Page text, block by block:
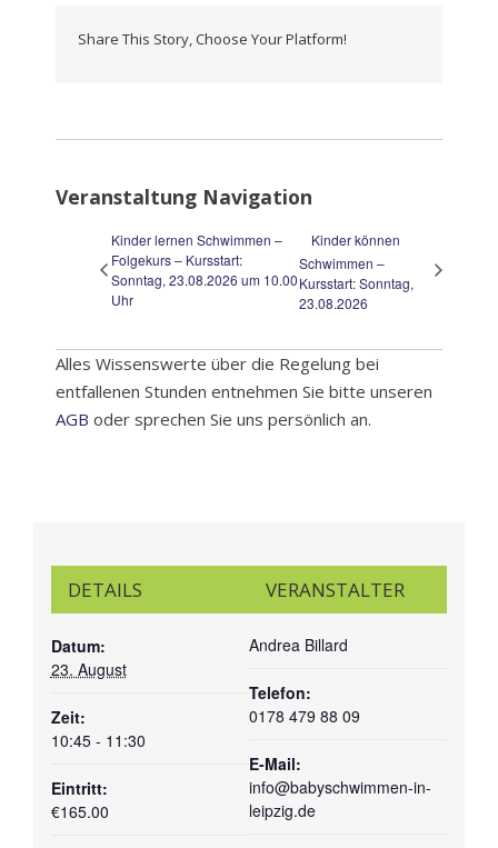
Share This Story, Choose Your Platform!
Veranstaltung Navigation
Kinder lernen Schwimmen –
Folgekurs – Kursstart:
Sonntag, 23.08.2026 um 10.00
Uhr
Kinder können
Schwimmen –
Kursstart: Sonntag,
23.08.2026
Alles Wissenswerte über die Regelung bei
entfallenen Stunden entnehmen Sie bitte unseren
AGB oder sprechen Sie uns persönlich an.
DETAILS
Datum:
23. August
Zeit:
10:45 - 11:30
Eintritt:
€165.00
VERANSTALTER
Andrea Billard
Telefon:
0178 479 88 09
E-Mail:
info@babyschwimmen-in-
leipzig.de